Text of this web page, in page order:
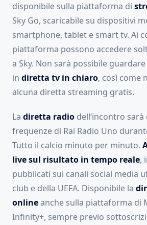
disponibile sulla piattaforma di
Sky Go, scaricabile su dispositivi
smartphone, tablet e smart tv. Ai
piattaforma possono accedere
a Sky. Non sarà possibile
in diretta tv in chiaro, così come
alcuna diretta streaming gratis.
La diretta radio dell’incontro
frequenze di Rai Radio Uno
Tutto il calcio minuto per minuto.
live sul risultato in tempo reale,
pubblicati sui canali social media
club e della UEFA. Disponibile la
onlineanche sulla piattaforma di
Infinity+, sempre previo